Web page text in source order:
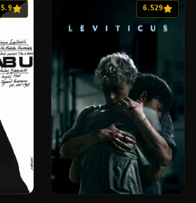
2015
6.529
5.9